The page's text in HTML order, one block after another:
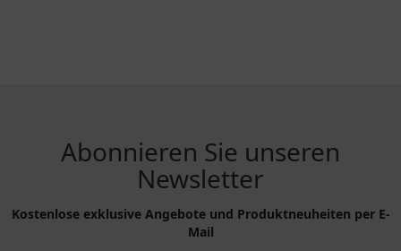
Abonnieren Sie unseren
Newsletter
Kostenlose exklusive Angebote und Produktneuheiten per E-
Mail